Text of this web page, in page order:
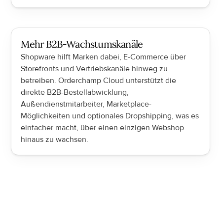
Mehr B2B-Wachstumskanäle
Shopware hilft Marken dabei, E-Commerce über
Storefronts und Vertriebskanäle hinweg zu
betreiben. Orderchamp Cloud unterstützt die
direkte B2B-Bestellabwicklung,
Außendienstmitarbeiter, Marketplace-
Möglichkeiten und optionales Dropshipping, was es
einfacher macht, über einen einzigen Webshop
hinaus zu wachsen.